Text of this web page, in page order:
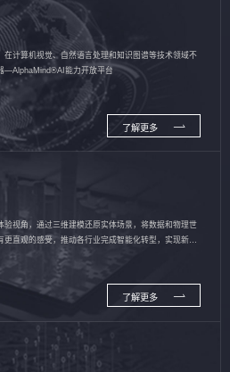
计算机视觉、自然语言处理和知识图谱等技术领域不
—AlphaMind®AI能力开放平台
了解更多
视角，通过三维建模还原实体场景，将数据和物理世
直观的感受，推动各行业完成智能化转型，实现新旧
了解更多